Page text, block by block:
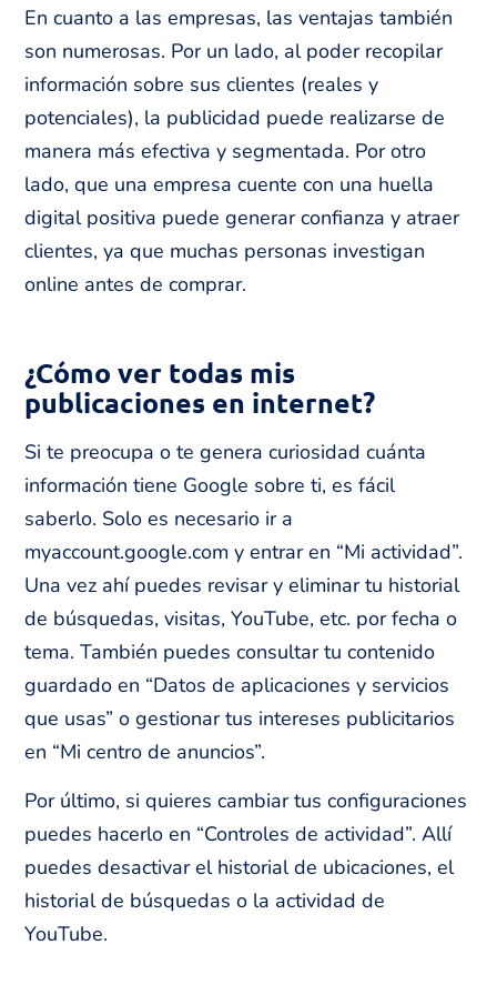
En cuanto a las empresas, las ventajas también
son numerosas. Por un lado, al poder recopilar
información sobre sus clientes (reales y
potenciales), la publicidad puede realizarse de
manera más efectiva y segmentada. Por otro
lado, que una empresa cuente con una huella
digital positiva puede generar confianza y atraer
clientes, ya que muchas personas investigan
online antes de comprar.
¿Cómo ver todas mis
publicaciones en internet?
Si te preocupa o te genera curiosidad cuánta
información tiene Google sobre ti, es fácil
saberlo. Solo es necesario ir a
myaccount.google.com y entrar en “Mi actividad”.
Una vez ahí puedes revisar y eliminar tu historial
de búsquedas, visitas, YouTube, etc. por fecha o
tema. También puedes consultar tu contenido
guardado en “Datos de aplicaciones y servicios
que usas” o gestionar tus intereses publicitarios
en “Mi centro de anuncios”.
Por último, si quieres cambiar tus configuraciones
puedes hacerlo en “Controles de actividad”. Allí
puedes desactivar el historial de ubicaciones, el
historial de búsquedas o la actividad de
YouTube.